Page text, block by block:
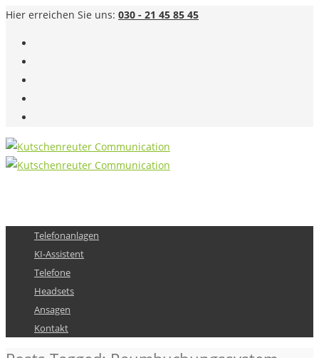
Hier erreichen Sie uns: 030 - 21 45 85 45
Telefonanlagen
KI-Assistent
Telefone
Headsets
Ansagen
Kontakt